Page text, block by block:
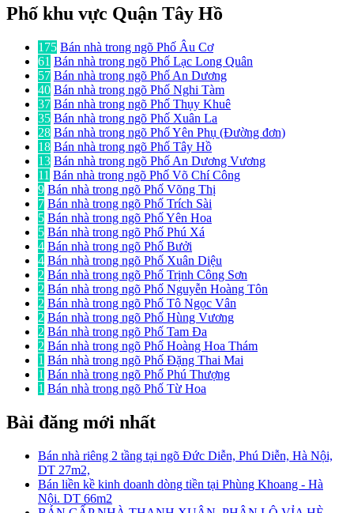
Phố khu vực Quận Tây Hồ
175 Bán nhà trong ngõ Phố Âu Cơ
61 Bán nhà trong ngõ Phố Lạc Long Quân
57 Bán nhà trong ngõ Phố An Dương
40 Bán nhà trong ngõ Phố Nghi Tàm
37 Bán nhà trong ngõ Phố Thụy Khuê
35 Bán nhà trong ngõ Phố Xuân La
28 Bán nhà trong ngõ Phố Yên Phụ (Đường đơn)
18 Bán nhà trong ngõ Phố Tây Hồ
13 Bán nhà trong ngõ Phố An Dương Vương
11 Bán nhà trong ngõ Phố Võ Chí Công
9 Bán nhà trong ngõ Phố Võng Thị
7 Bán nhà trong ngõ Phố Trích Sài
5 Bán nhà trong ngõ Phố Yên Hoa
5 Bán nhà trong ngõ Phố Phú Xá
4 Bán nhà trong ngõ Phố Bưởi
4 Bán nhà trong ngõ Phố Xuân Diệu
2 Bán nhà trong ngõ Phố Trịnh Công Sơn
2 Bán nhà trong ngõ Phố Nguyễn Hoàng Tôn
2 Bán nhà trong ngõ Phố Tô Ngọc Vân
2 Bán nhà trong ngõ Phố Hùng Vương
2 Bán nhà trong ngõ Phố Tam Đa
2 Bán nhà trong ngõ Phố Hoàng Hoa Thám
1 Bán nhà trong ngõ Phố Đặng Thai Mai
1 Bán nhà trong ngõ Phố Phú Thượng
1 Bán nhà trong ngõ Phố Từ Hoa
Bài đăng mới nhất
Bán nhà riêng 2 tầng tại ngõ Đức Diễn, Phú Diễn, Hà Nội,
DT 27m2,
Bán liền kề kinh doanh dòng tiền tại Phùng Khoang - Hà
Nội. DT 66m2